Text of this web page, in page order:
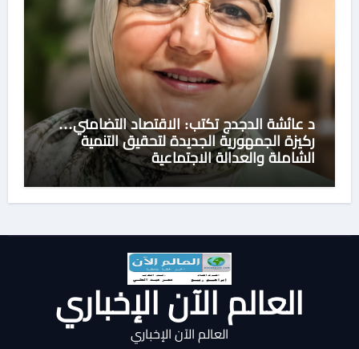
د عائشة الدجدج تكتب: الاقتصاد التضامني…
ركيزة الجمهورية الجديدة لتحقيق التنمية
الشاملة والعدالة الاجتماعية
العالم الآن الإخباري
العالم الآن الإخباري